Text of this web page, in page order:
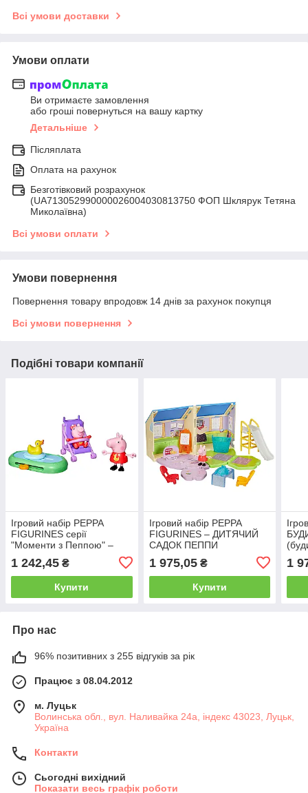
Всі умови доставки
Умови оплати
Ви отримаєте замовлення
або гроші повернуться на вашу картку
Детальніше
Післяплата
Оплата на рахунок
Безготівковий розрахунок
(UA713052990000026004030813750 ФОП Шклярук Тетяна
Миколаївна)
Всі умови оплати
Умови повернення
Повернення товару впродовж 14 днів за рахунок покупця
Всі умови повернення
Подібні товари компанії
Ігровий набір PEPPA
FIGURINES серії
"Моменти з Пеппою" –
ПРОГУЛЯНЦІ
1 242,45 ₴
Купити
Ігровий набір PEPPA
FIGURINES – ДИТЯЧИЙ
САДОК ПЕППИ
1 975,05₴
Купити
1
Про нас
96% позитивних з 255 відгуків за рік
Працює з 08.04.2012
м. Луцьк
Волинська обл., вул. Наливайка 24а, індекс 43023, Луцьк,
Україна
Контакти
Сьогодні вихідний
Показати весь графік роботи